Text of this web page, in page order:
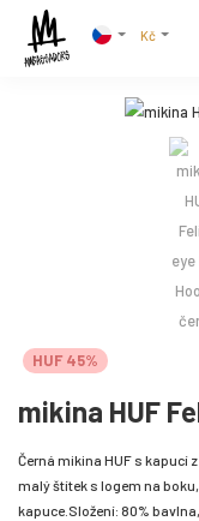
Kč
HUF 45%
mikina HUF
Černá mikina HUF s kapucí
malý štítek s logem na
kapuce.Složení: 80%